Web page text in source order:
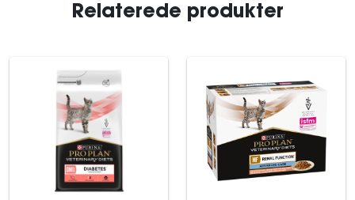
Relaterede produkter